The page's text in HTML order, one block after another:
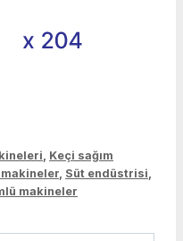
, Keçi sağım
, Süt endüstrisi,
makineler